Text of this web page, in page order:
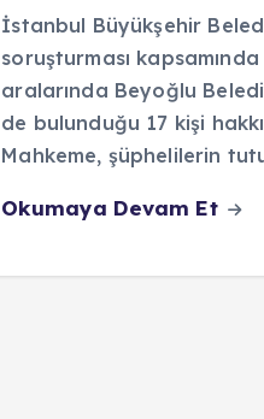
İstanbul Büyükşehir
soruşturması
aralarında Beyoğlu
de bulunduğu 17 kişi
Mahkeme, şüphelilerin
Okumaya Devam Et